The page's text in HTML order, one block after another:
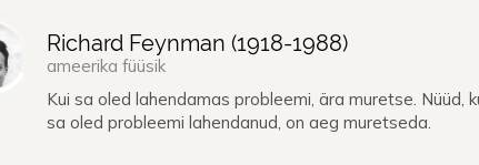
Richard Feynman (1918-1988)
ameerika füüsik
Kui sa oled lahendamas probleemi, ära muretse. Nüüd,
sa oled probleemi lahendanud, on aeg muretseda.